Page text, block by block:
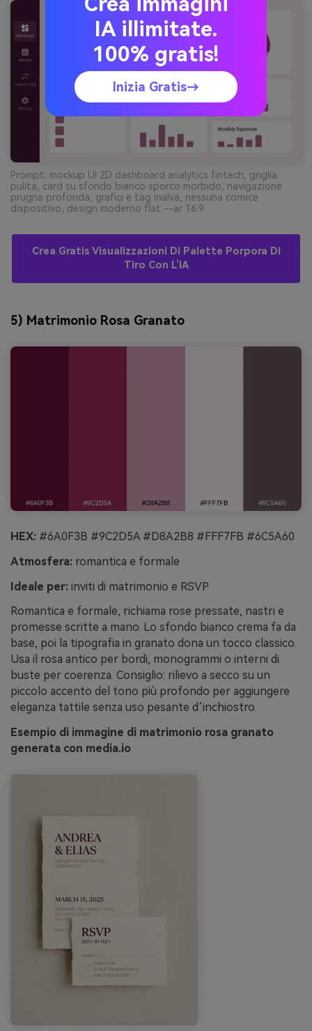
Prompt: mockup UI 2D dashboard analytics fintech, griglia
pulita, card su sfondo bianco sporco morbido, navigazione
prugna profonda, grafici e tag malva, nessuna cornice
dispositivo, design moderno flat --ar 16:9
Crea Gratis Visualizzazioni Di Palette Porpora Di
Tiro Con L’IA
5) Matrimonio Rosa Granato
HEX: #6A0F3B #9C2D5A #D8A2B8 #FFF7FB #6C5A60
Atmosfera: romantica e formale
Ideale per: inviti di matrimonio e RSVP
Romantica e formale, richiama rose pressate, nastri e
promesse scritte a mano. Lo sfondo bianco crema fa da
base, poi la tipografia in granato dona un tocco classico.
Usa il rosa antico per bordi, monogrammi o interni di
buste per coerenza. Consiglio: rilievo a secco su un
piccolo accento del tono più profondo per aggiungere
eleganza tattile senza uso pesante d’inchiostro.
Esempio di immagine di matrimonio rosa granato
generata con media.io
IA illimitate.
100% gratis!
Inizia Gratis→